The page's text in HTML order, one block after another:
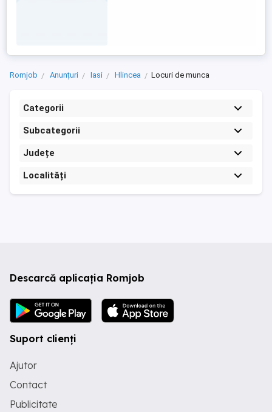
Romjob Anunțuri Iasi Hlincea Locuri de munca
Categorii
Subcategorii
Județe
Localități
Descarcă aplicația Romjob
Suport clienți
Ajutor
Contact
Publicitate